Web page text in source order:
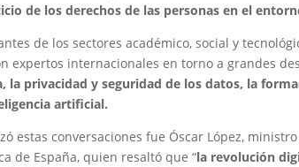
de los derechos de las personas en el
de los sectores académico, social y
expertos internacionales en torno a grandes
privacidad y seguridad de los datos, la
artificial.
estas conversaciones fue Óscar López,
de España, quien resaltó que “la revolución